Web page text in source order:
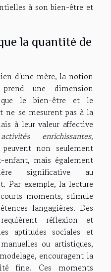
à son bien-être et
la quantité de
d'une mère, la notion
une dimension
que le bien-être et le
ne se mesurent pas à la
à leur valeur affective
activités enrichissantes,
non seulement
enfant, mais également
significative au
Par exemple, la lecture
moments, stimule
langagières. Des
réflexion et
aptitudes sociales et
ou artistiques,
encouragent la
fine. Ces moments